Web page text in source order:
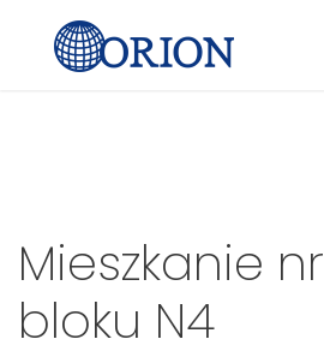
Mieszkanie nr
bloku N4